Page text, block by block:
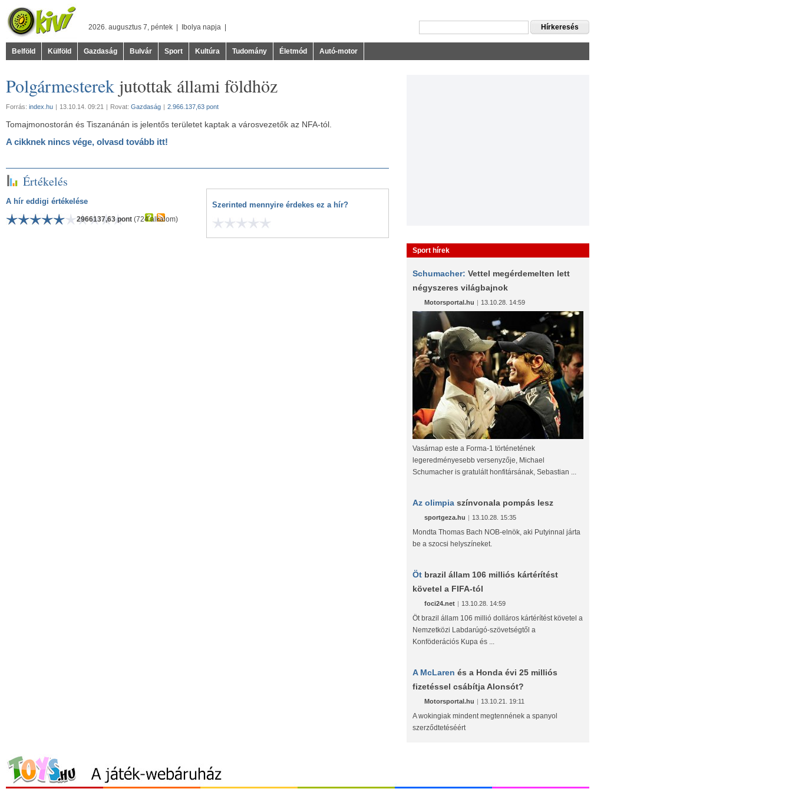
2026. augusztus 7, péntek | Ibolya napja |
Belföld Külföld Gazdaság Bulvár Sport Kultúra Tudomány Életmód Autó-motor
Polgármesterek jutottak állami földhöz
Forrás: index.hu | 13.10.14. 09:21 | Rovat: Gazdaság | 2.966.137,63 pont
Tomajmonostorán és Tiszanánán is jelentős területet kaptak a városvezetők az NFA-tól.
A cikknek nincs vége, olvasd tovább itt!
Értékelés
A hír eddigi értékelése
2966137,63 pont (724 alkalom)
Szerinted mennyire érdekes ez a hír?
Sport hírek
Schumacher: Vettel megérdemelten lett
négyszeres világbajnok
Motorsportal.hu | 13.10.28. 14:59
Vasárnap este a Forma-1 történetének
legeredményesebb versenyzője, Michael
Schumacher is gratulált honfitársának, Sebastian ...
Az olimpia színvonala pompás lesz
sportgeza.hu | 13.10.28. 15:35
Mondta Thomas Bach NOB-elnök, aki Putyinnal járta
be a szocsi helyszíneket.
Öt brazil állam 106 milliós kártérítést
követel a FIFA-tól
foci24.net | 13.10.28. 14:59
Öt brazil állam 106 millió dolláros kártérítést követel a
Nemzetközi Labdarúgó-szövetségtől a
Konföderációs Kupa és ...
A McLaren és a Honda évi 25 milliós
fizetéssel csábítja Alonsót?
Motorsportal.hu | 13.10.21. 19:11
A wokingiak mindent megtennének a spanyol
szerződtetéséért